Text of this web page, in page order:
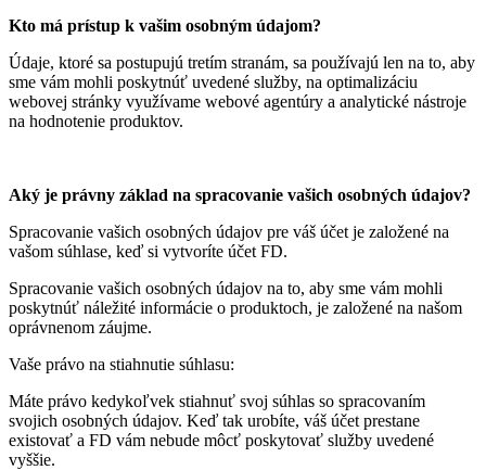
Kto má prístup k vašim osobným údajom?
Údaje, ktoré sa postupujú tretím stranám, sa používajú len na to, aby
sme vám mohli poskytnúť uvedené služby, na optimalizáciu
webovej stránky využívame webové agentúry a analytické nástroje
na hodnotenie produktov.
Aký je právny základ na spracovanie vašich osobných údajov?
Spracovanie vašich osobných údajov pre váš účet je založené na
vašom súhlase, keď si vytvoríte účet FD.
Spracovanie vašich osobných údajov na to, aby sme vám mohli
poskytnúť náležité informácie o produktoch, je založené na našom
oprávnenom záujme.
Vaše právo na stiahnutie súhlasu:
Máte právo kedykoľvek stiahnuť svoj súhlas so spracovaním
svojich osobných údajov. Keď tak urobíte, váš účet prestane
existovať a FD vám nebude môcť poskytovať služby uvedené
vyššie.